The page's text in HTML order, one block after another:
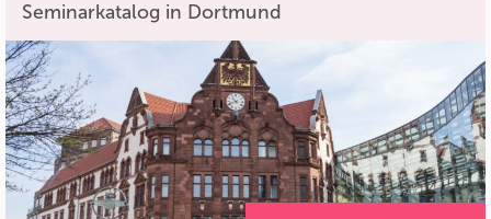
Seminarkatalog in Dortmund